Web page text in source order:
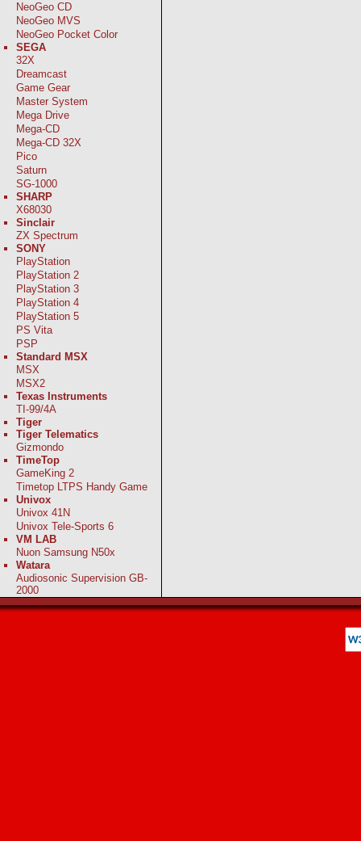
NeoGeo CD
NeoGeo MVS
NeoGeo Pocket Color
SEGA
32X
Dreamcast
Game Gear
Master System
Mega Drive
Mega-CD
Mega-CD 32X
Pico
Saturn
SG-1000
SHARP
X68030
Sinclair
ZX Spectrum
SONY
PlayStation
PlayStation 2
PlayStation 3
PlayStation 4
PlayStation 5
PS Vita
PSP
Standard MSX
MSX
MSX2
Texas Instruments
TI-99/4A
Tiger
Tiger Telematics
Gizmondo
TimeTop
GameKing 2
Timetop LTPS Handy Game
Univox
Univox 41N
Univox Tele-Sports 6
VM LAB
Nuon Samsung N50x
Watara
Audiosonic Supervision GB-
2000